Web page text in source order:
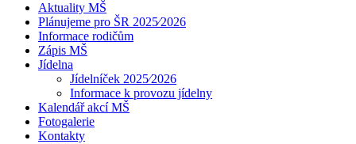
Aktuality MŠ
Plánujeme pro ŠR 2025⁄2026
Informace rodičům
Zápis MŠ
Jídelna
Jídelníček 2025⁄2026
Informace k provozu jídelny
Kalendář akcí MŠ
Fotogalerie
Kontakty